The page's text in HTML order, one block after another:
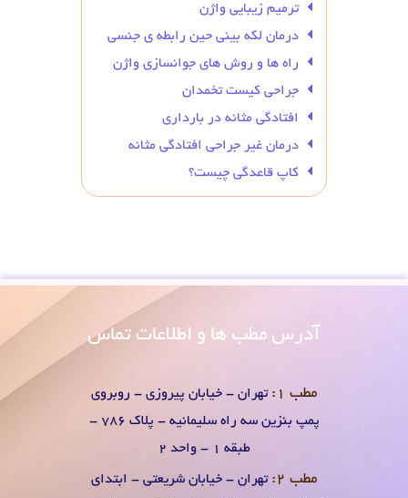
ترمیم زیبایی واژن
درمان لکه بینی حین رابطه ی جنسی
راه ها و روش های جوانسازی واژن
جراحی کیست تخمدان
افتادگی مثانه در بارداری
درمان غیر جراحی افتادگی مثانه
کاپ قاعدگی چیست؟
آدرس مطب ها و اطلاعات تماس
مطب 1:
تهران - خیابان پیروزی - روبروی
پمپ بنزین سه راه سلیمانیه - پلاک 786 -
طبقه 1 - واحد 2
مطب 2:
تهران - خیابان شریعتی - ابتدای